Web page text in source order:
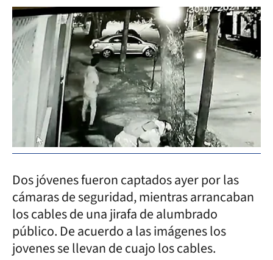
Dos jóvenes fueron captados ayer por las
cámaras de seguridad, mientras arrancaban
los cables de una jirafa de alumbrado
público. De acuerdo a las imágenes los
jovenes se llevan de cuajo los cables.